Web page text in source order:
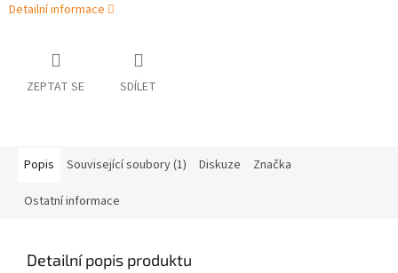
Detailní informace
ZEPTAT SE SDÍLET
Popis Související soubory (1) Diskuze Značka
Ostatní informace
Detailní popis produktu